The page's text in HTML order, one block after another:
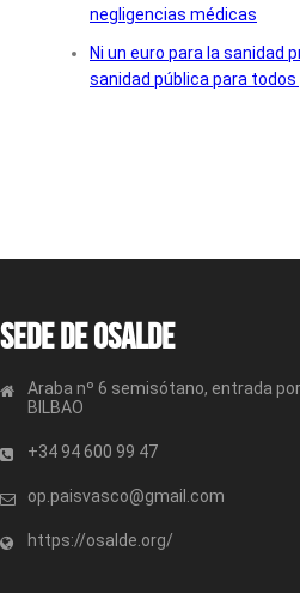
negligencias médicas
Ni un euro para la sanidad
sanidad pública para todos
Sede de OSALDE
Araba nº 6 semisótano, entrada
BILBAO
+34 94 600 99 47
op.paisvasco@gmail.com
https://osalde.org/